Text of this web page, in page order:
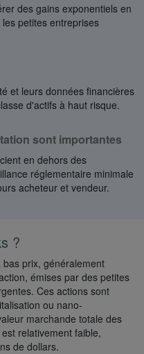
des gains exponentiels en
petites entreprises
et leurs données financières
d'actifs à haut risque.
sont importantes
en dehors des
réglementaire minimale
acheteur et vendeur.
?
prix, généralement
émises par des petites
Ces actions sont
ou nano-
marchande totale des
relativement faible,
de dollars.